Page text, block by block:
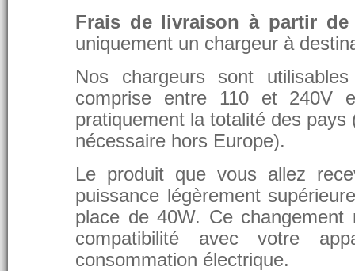
Frais de livraison à partir de
uniquement un chargeur à
Nos chargeurs sont
comprise entre 110 et 240V
pratiquement la totalité des
nécessaire hors Europe).
Le produit que vous allez
puissance légèrement
place de 40W. Ce
compatibilité avec votre
consommation électrique.